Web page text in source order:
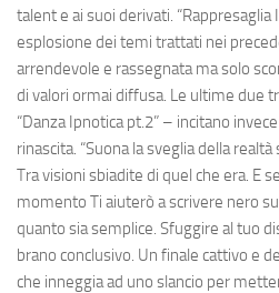
talent e ai suoi derivati. “Rappresaglia
esplosione dei temi trattati nei
arrendevole e rassegnata ma solo
di valori ormai diffusa. Le ultime due
“Danza Ipnotica pt.2” – incitano
rinascita. “Suona la sveglia della
Tra visioni sbiadite di quel che era. E
momento Ti aiuterò a scrivere nero
quanto sia semplice. Sfuggire al tuo
brano conclusivo. Un finale cattivo e
che inneggia ad uno slancio per